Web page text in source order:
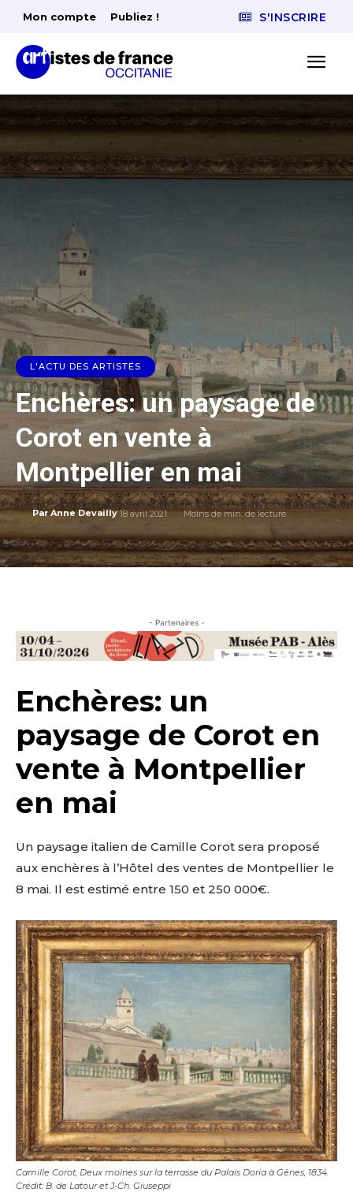
Mon compte Publiez ! S'INSCRIRE
L'ACTU DES ARTISTES
Enchères: un paysage de
Corot en vente à
Montpellier en mai
Par Anne Devailly 18 avril 2021 Moins demin. de lecture
- Partenaires -
Enchères: un
paysage de Corot en
vente à Montpellier
en mai
Un paysage italien de Camille Corot sera proposé
aux enchères à l’Hôtel des ventes de Montpellier le
8 mai. Il est estimé entre 150 et 250 000€.
Camille Corot, Deux moines sur la terrasse du Palais Doria à Gênes, 1834.
Crédit: B. de Latour et J-Ch. Giuseppi